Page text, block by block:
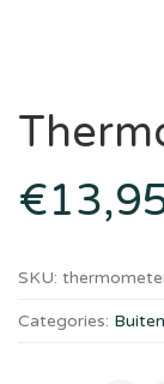
€
SKU:
Categories: Buiten